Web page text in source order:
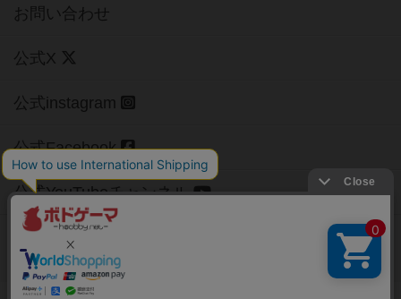
お問い合わせ
公式X
公式instagram
公式Facebook
公式YouTubeチャンネル